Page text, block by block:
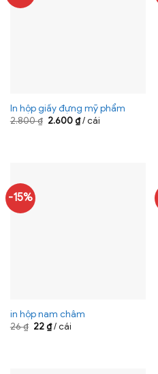
In hộp giấy đựng mỹ phẩm
2.800₫ Giá
2.600₫Giá
hiện
/ cái
-15%
in hộp nam châm
26₫ Giá
gốc
22₫Giá
hiện
/ cái